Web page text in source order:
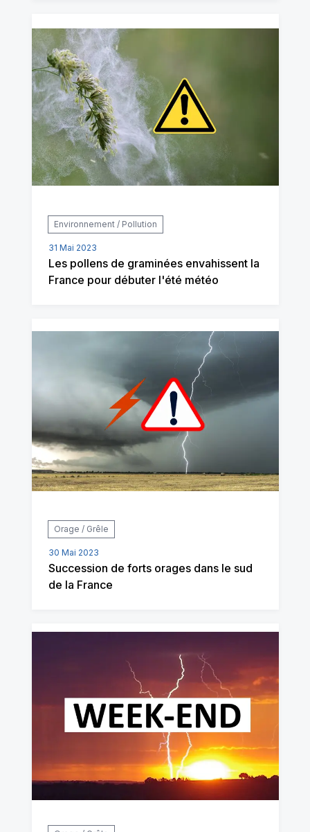
Environnement / Pollution
31 Mai 2023
Les pollens de graminées envahissent la
France pour débuter l'été météo
Orage / Grêle
30 Mai 2023
Succession de forts orages dans le sud
de la France